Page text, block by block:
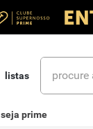
listas
procure
seja prime
termos mais